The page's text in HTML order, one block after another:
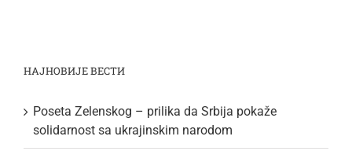
НАЈНОВИЈЕ ВЕСТИ
Poseta Zelenskog – prilika da Srbija pokaže
solidarnost sa ukrajinskim narodom